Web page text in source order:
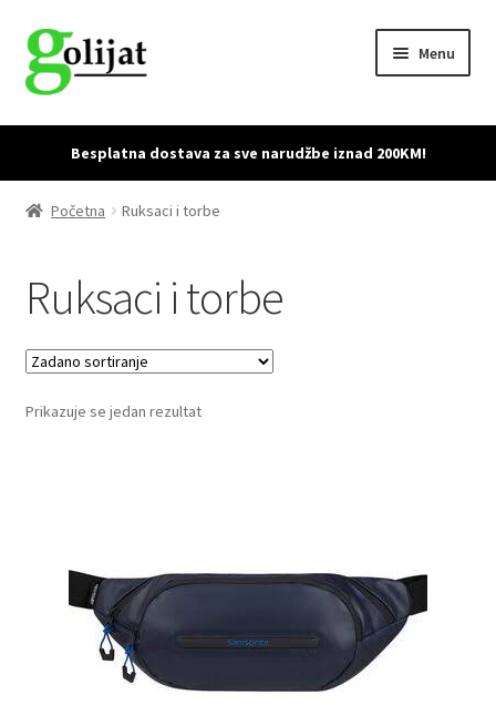
Skip
to
navigation
Skip
to
content
Menu
Početna
Accessories
Checkout
Dostava i povrat proizvoda
My account
Zaštita privatnosti podataka
Besplatna dostava za sve narudžbe iznad 200KM!
Početna Ruksaci i torbe
Ruksaci i torbe
Prikazuje se jedan rezultat